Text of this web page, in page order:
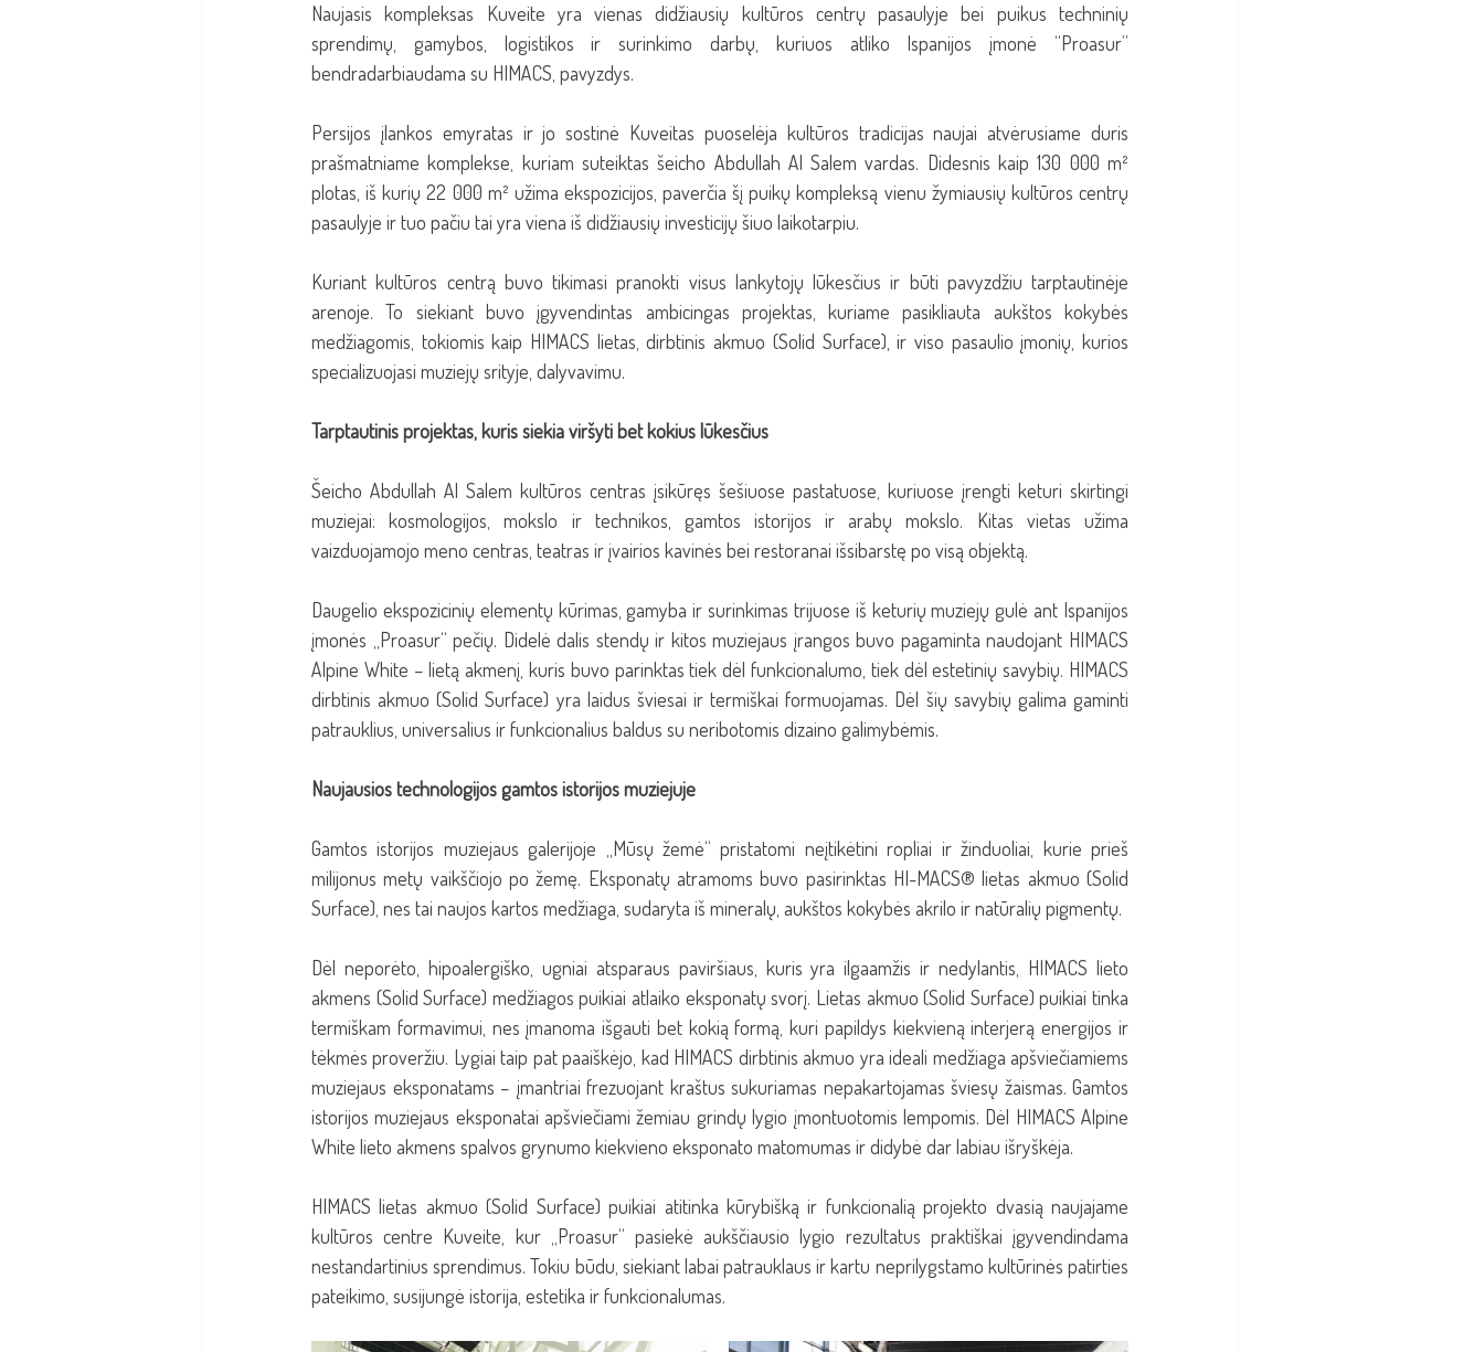
Naujasis kompleksas Kuveite yra vienas didžiausių kultūros centrų pasaulyje bei puikus techninių
sprendimų, gamybos, logistikos ir surinkimo darbų, kuriuos atliko Ispanijos įmonė “Proasur”
bendradarbiaudama su HIMACS, pavyzdys.
Persijos įlankos emyratas ir jo sostinė Kuveitas puoselėja kultūros tradicijas naujai atvėrusiame duris
prašmatniame komplekse, kuriam suteiktas šeicho Abdullah Al Salem vardas. Didesnis kaip 130 000 m²
plotas, iš kurių 22 000 m² užima ekspozicijos, paverčia šį puikų kompleksą vienu žymiausių kultūros centrų
pasaulyje ir tuo pačiu tai yra viena iš didžiausių investicijų šiuo laikotarpiu.
Kuriant kultūros centrą buvo tikimasi pranokti visus lankytojų lūkesčius ir būti pavyzdžiu tarptautinėje
arenoje. To siekiant buvo įgyvendintas ambicingas projektas, kuriame pasikliauta aukštos kokybės
medžiagomis, tokiomis kaip HIMACS lietas, dirbtinis akmuo (Solid Surface), ir viso pasaulio įmonių, kurios
specializuojasi muziejų srityje, dalyvavimu.
Tarptautinis projektas, kuris siekia viršyti bet kokius lūkesčius
Šeicho Abdullah Al Salem kultūros centras įsikūręs šešiuose pastatuose, kuriuose įrengti keturi skirtingi
muziejai: kosmologijos, mokslo ir technikos, gamtos istorijos ir arabų mokslo. Kitas vietas užima
vaizduojamojo meno centras, teatras ir įvairios kavinės bei restoranai išsibarstę po visą objektą.
Daugelio ekspozicinių elementų kūrimas, gamyba ir surinkimas trijuose iš keturių muziejų gulė ant Ispanijos
įmonės „Proasur“ pečių. Didelė dalis stendų ir kitos muziejaus įrangos buvo pagaminta naudojant HIMACS
Alpine White – lietą akmenį, kuris buvo parinktas tiek dėl funkcionalumo, tiek dėl estetinių savybių. HIMACS
dirbtinis akmuo (Solid Surface) yra laidus šviesai ir termiškai formuojamas. Dėl šių savybių galima gaminti
patrauklius, universalius ir funkcionalius baldus su neribotomis dizaino galimybėmis.
Naujausios technologijos gamtos istorijos muziejuje
Gamtos istorijos muziejaus galerijoje „Mūsų žemė“ pristatomi neįtikėtini ropliai ir žinduoliai, kurie prieš
milijonus metų vaikščiojo po žemę. Eksponatų atramoms buvo pasirinktas HI-MACS® lietas akmuo (Solid
Surface), nes tai naujos kartos medžiaga, sudaryta iš mineralų, aukštos kokybės akrilo ir natūralių pigmentų.
Dėl neporėto, hipoalergiško, ugniai atsparaus paviršiaus, kuris yra ilgaamžis ir nedylantis, HIMACS lieto
akmens (Solid Surface) medžiagos puikiai atlaiko eksponatų svorį. Lietas akmuo (Solid Surface) puikiai tinka
termiškam formavimui, nes įmanoma išgauti bet kokią formą, kuri papildys kiekvieną interjerą energijos ir
tėkmės proveržiu. Lygiai taip pat paaiškėjo, kad HIMACS dirbtinis akmuo yra ideali medžiaga apšviečiamiems
muziejaus eksponatams – įmantriai frezuojant kraštus sukuriamas nepakartojamas šviesų žaismas. Gamtos
istorijos muziejaus eksponatai apšviečiami žemiau grindų lygio įmontuotomis lempomis. Dėl HIMACS Alpine
White lieto akmens spalvos grynumo kiekvieno eksponato matomumas ir didybė dar labiau išryškėja.
HIMACS lietas akmuo (Solid Surface) puikiai atitinka kūrybišką ir funkcionalią projekto dvasią naujajame
kultūros centre Kuveite, kur „Proasur“ pasiekė aukščiausio lygio rezultatus praktiškai įgyvendindama
nestandartinius sprendimus. Tokiu būdu, siekiant labai patrauklaus ir kartu neprilygstamo kultūrinės patirties
pateikimo, susijungė istorija, estetika ir funkcionalumas.